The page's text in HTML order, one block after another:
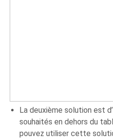
La deuxième solution est
souhaités en dehors du
pouvez utiliser cette